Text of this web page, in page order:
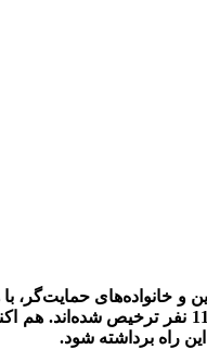
و خانواده‌های
نفر ترخیص شده‌اند. هم
راه برداشته شود.